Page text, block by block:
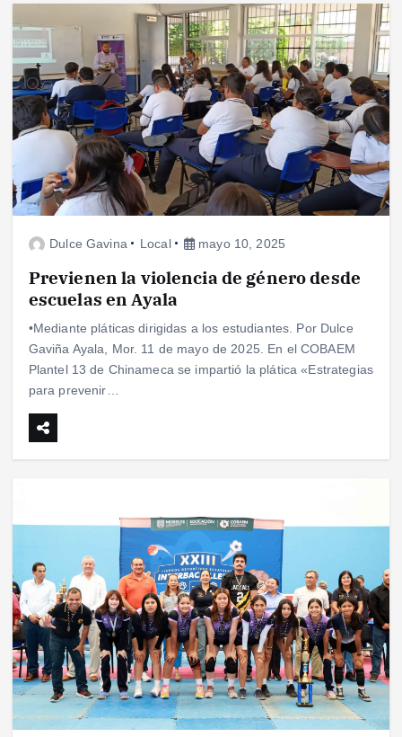
Dulce Gavina Local mayo 10, 2025
Previenen la violencia de género desde
escuelas en Ayala
•Mediante pláticas dirigidas a los estudiantes. Por Dulce
Gaviña Ayala, Mor. 11 de mayo de 2025. En el COBAEM
Plantel 13 de Chinameca se impartió la plática «Estrategias
para prevenir…